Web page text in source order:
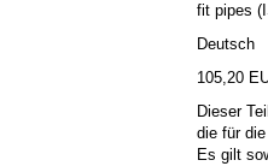
fit pipes
Deutsch
105,20
Dieser
die für
Es gilt